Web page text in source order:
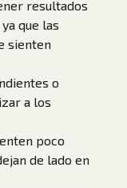
resultados
que las
sienten
o
a los
poco
de lado en